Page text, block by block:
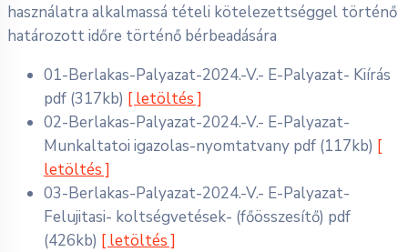
használatra alkalmassá tételi kötelezettséggel történő
határozott időre történő bérbeadására
01-Berlakas-Palyazat-2024.-V.- E-Palyazat- Kiírás
pdf (317kb) [ letöltés ]
02-Berlakas-Palyazat-2024.-V.- E-Palyazat-
Munkaltatoi igazolas-nyomtatvany pdf (117kb) [
letöltés ]
03-Berlakas-Palyazat-2024.-V.- E-Palyazat-
Felujitasi- koltségvetések- (főösszesítő) pdf
(426kb) [ letöltés ]